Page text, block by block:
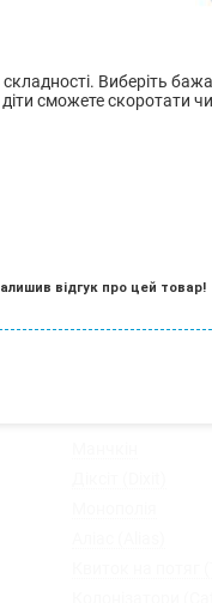
Виберіть
сможете скоротати
відгук про цей товар!